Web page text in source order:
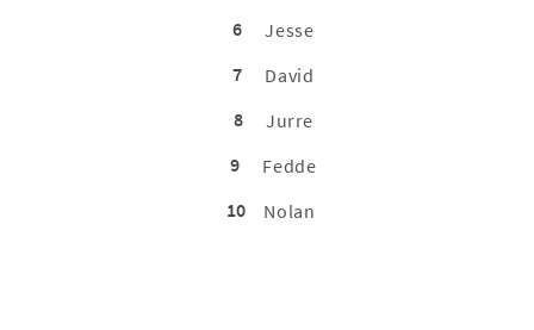
6
Jesse
7
David
8
Jurre
9
Fedde
10
Nolan